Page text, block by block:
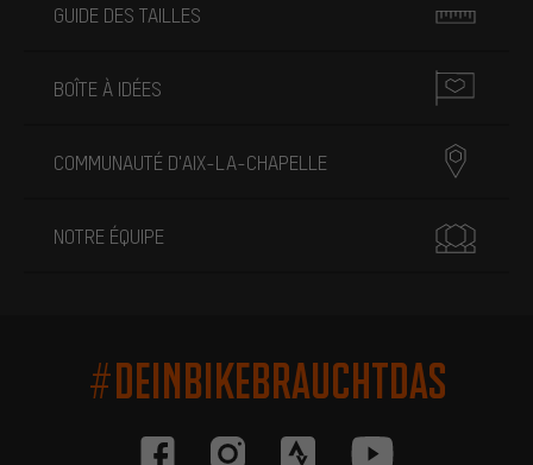
GUIDE DES TAILLES
BOÎTE À IDÉES
COMMUNAUTÉ D'AIX-LA-CHAPELLE
NOTRE ÉQUIPE
#DEINBIKEBRAUCHTDAS